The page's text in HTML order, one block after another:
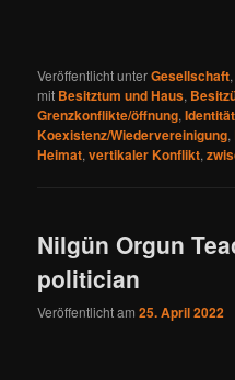
Veröffentlicht unterGesellschaft
mit Besitztum und Haus,
Grenzkonflikte/öffnung,
Koexistenz/Wiedervereinigung,
Heimat,vertikaler Konflikt,
Nilgün Orgun
politician
Veröffentlicht am25. April 2022